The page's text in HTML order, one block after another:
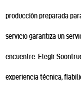
producción preparada
servicio garantiza un
encuentre. Elegir
experiencia técnica,